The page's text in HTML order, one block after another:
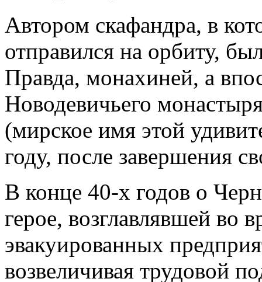
Автором скафандра, в
отправился на орбиту,
Правда, монахиней, а
Новодевичьего
(мирское имя этой
году, после завершения
В конце 40-х годов о
герое, возглавлявшей во
эвакуированных
возвеличивая трудовой